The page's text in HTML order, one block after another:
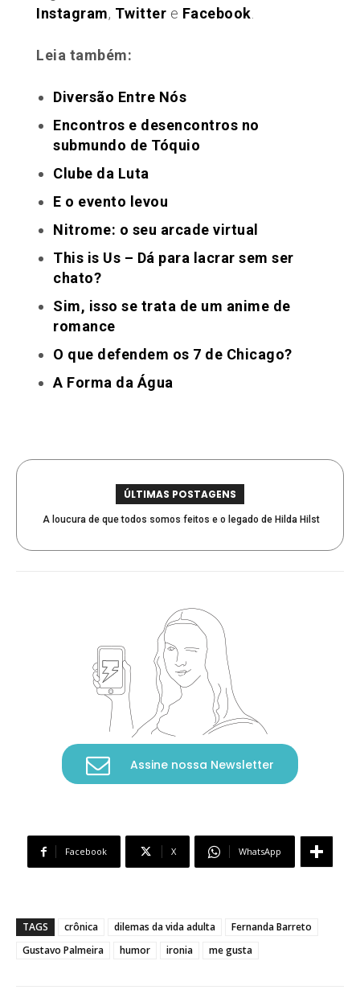
Instagram, Twitter e Facebook
Leia também:
Diversão Entre Nós
Encontros e desencontros no
submundo de Tóquio
Clube da Luta
E o evento levou
Nitrome: o seu arcade virtual
This is Us – Dá para lacrar sem ser
chato?
Sim, isso se trata de um anime de
romance
O que defendem os 7 de Chicago?
A Forma da Água
ÚLTIMAS POSTAGENS
A loucura de que todos somos feitos e o legado de Hilda Hilst
Assine nossa Newsletter
Facebook X WhatsApp
TAGS crônica dilemas da vida adulta
Fernanda Barreto
Gustavo Palmeira
humor ironia me gusta